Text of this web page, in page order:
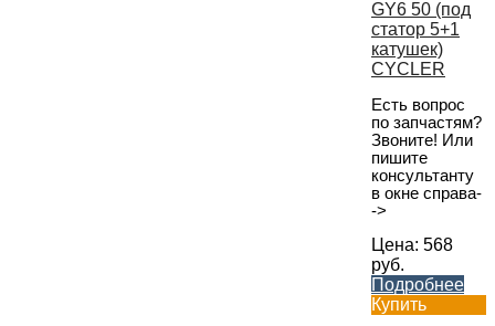
Есть вопрос
по запчастям?
Звоните! Или
пишите
консультанту
в окне справа-
->
Цена: 568
руб.
Подробнее
Купить